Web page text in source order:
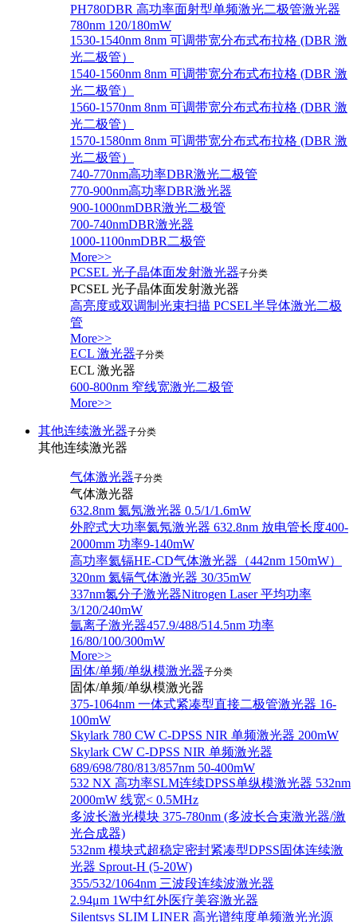
PH780DBR 高功率面射型单频激光二极管激光器
780nm 120/180mW
1530-1540nm 8nm 可调带宽分布式布拉格 (DBR 激
光二极管）
1540-1560nm 8nm 可调带宽分布式布拉格 (DBR 激
光二极管）
1560-1570nm 8nm 可调带宽分布式布拉格 (DBR 激
光二极管）
1570-1580nm 8nm 可调带宽分布式布拉格 (DBR 激
光二极管）
740-770nm高功率DBR激光二极管
770-900nm高功率DBR激光器
900-1000nmDBR激光二极管
700-740nmDBR激光器
1000-1100nmDBR二极管
More>>
PCSEL 光子晶体面发射激光器子分类
PCSEL 光子晶体面发射激光器
高亮度或双调制光束扫描 PCSEL半导体激光二极
管
More>>
ECL 激光器子分类
ECL 激光器
600-800nm 窄线宽激光二极管
More>>
其他连续激光器子分类
其他连续激光器
气体激光器子分类
气体激光器
632.8nm 氦氖激光器 0.5/1/1.6mW
外腔式大功率氦氖激光器 632.8nm 放电管长度400-
2000mm 功率9-140mW
高功率氦镉HE-CD气体激光器（442nm 150mW）
320nm 氦镉气体激光器 30/35mW
337nm氮分子激光器Nitrogen Laser 平均功率
3/120/240mW
氩离子激光器457.9/488/514.5nm 功率
16/80/100/300mW
More>>
固体/单频/单纵模激光器子分类
固体/单频/单纵模激光器
375-1064nm 一体式紧凑型直接二极管激光器 16-
100mW
Skylark 780 CW C-DPSS NIR 单频激光器 200mW
Skylark CW C-DPSS NIR 单频激光器
689/698/780/813/857nm 50-400mW
532 NX 高功率SLM连续DPSS单纵模激光器 532nm
2000mW 线宽< 0.5MHz
多波长激光模块 375-780nm (多波长合束激光器/激
光合成器)
532nm 模块式超稳定密封紧凑型DPSS固体连续激
光器 Sprout-H (5-20W)
355/532/1064nm 三波段连续波激光器
2.94μm 1W中红外医疗美容激光器
Silentsys SLIM LINER 高光谱纯度单频激光光源